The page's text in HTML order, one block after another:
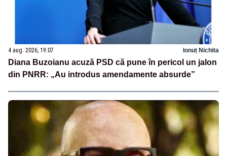
4 aug. 2026, 19:07 Ionuț Nichita
Diana Buzoianu acuză PSD că pune în pericol un jalon
din PNRR: „Au introdus amendamente absurde”